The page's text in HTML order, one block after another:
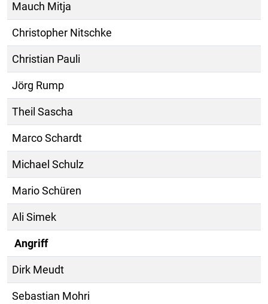
Mauch Mitja
Christopher Nitschke
Christian Pauli
Jörg Rump
Theil Sascha
Marco Schardt
Michael Schulz
Mario Schüren
Ali Simek
Angriff
Dirk Meudt
Sebastian Mohri